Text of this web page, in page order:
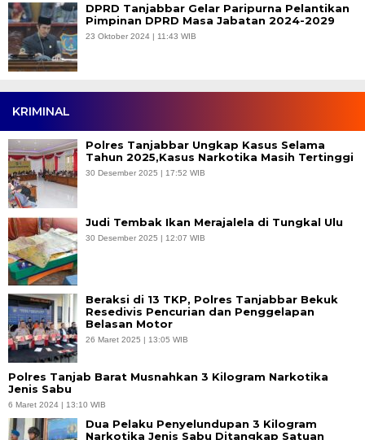
DPRD Tanjabbar Gelar Paripurna Pelantikan
Pimpinan DPRD Masa Jabatan 2024-2029
23 Oktober 2024 | 11:43 WIB
KRIMINAL
Polres Tanjabbar Ungkap Kasus Selama
Tahun 2025,Kasus Narkotika Masih Tertinggi
30 Desember 2025 | 17:52 WIB
Judi Tembak Ikan Merajalela di Tungkal Ulu
30 Desember 2025 | 12:07 WIB
Beraksi di 13 TKP, Polres Tanjabbar Bekuk
Resedivis Pencurian dan Penggelapan
Belasan Motor
26 Maret 2025 | 13:05 WIB
Polres Tanjab Barat Musnahkan 3 Kilogram Narkotika
Jenis Sabu
6 Maret 2024 | 13:10 WIB
Dua Pelaku Penyelundupan 3 Kilogram
Narkotika Jenis Sabu Ditangkap Satuan